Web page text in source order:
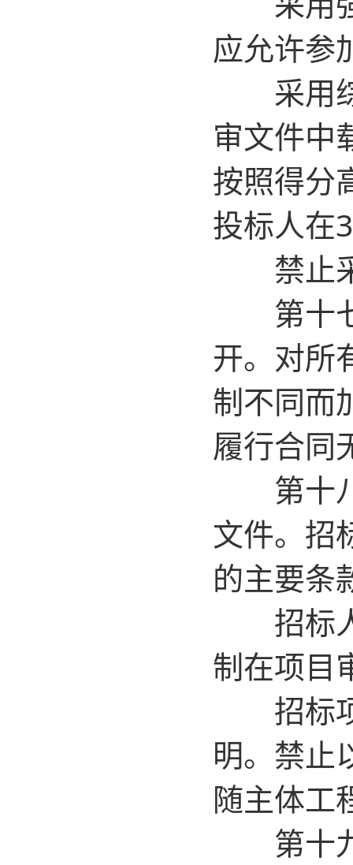
应允许参
采用综
审文件中
按照得分
投标人在
禁止采
第十七
开。对所
制不同而
履行合同
第十八
文件。招
的主要条
招标人
制在项目
招标项
明。禁止
随主体工
第十九